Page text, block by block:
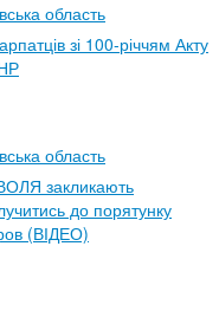
область
зі 100-річчям Акту
область
ВОЛЯ закликають
до порятунку
(ВІДЕО)